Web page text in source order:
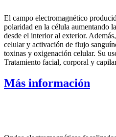
El campo electromagnético
polaridad en la célula aumentando
desde el interior al exterior.
celular y activación de flujo
toxinas y oxigenación celular. Su
Tratamiento facial, corporal y
Más información